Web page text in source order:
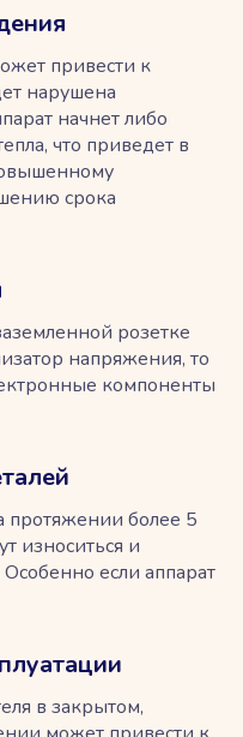
привести к
нарушена
начнет либо
что приведет в
срока
розетке
напряжения, то
компоненты
протяжении более 5
износиться и
Особенно если аппарат
в закрытом,